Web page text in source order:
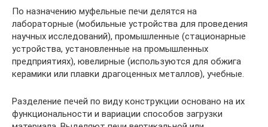
По назначению муфельные печи делятся на
лабораторные (мобильные устройства для проведения
научных исследований), промышленные (стационарные
устройства, установленные на промышленных
предприятиях), ювелирные (используются для обжига
керамики или плавки драгоценных металлов), учебные.
Разделение печей по виду конструкции основано на их
функциональности и вариации способов загрузки